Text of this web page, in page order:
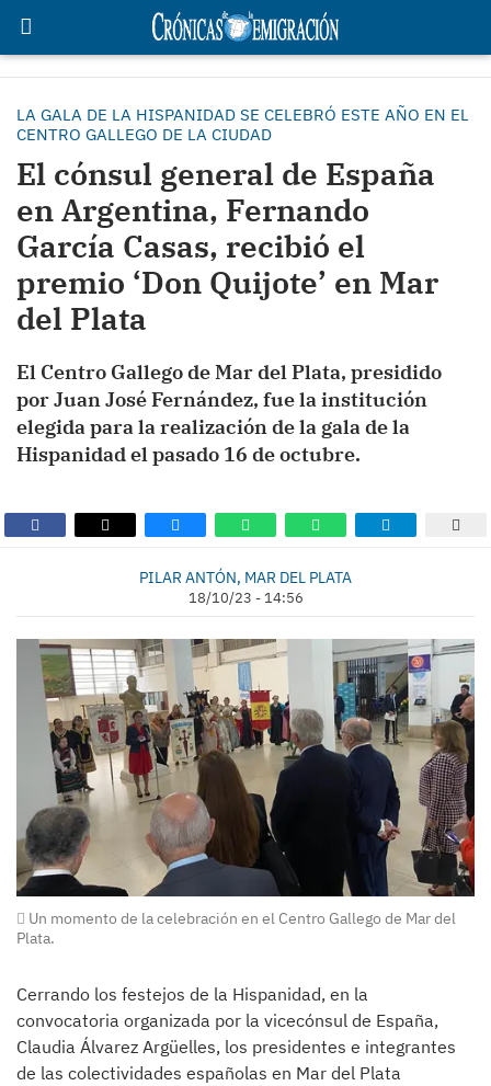
LA GALA DE LA HISPANIDAD SE CELEBRÓ ESTE AÑO EN EL
CENTRO GALLEGO DE LA CIUDAD
El cónsul general de España
en Argentina, Fernando
García Casas, recibió el
premio ‘Don Quijote’ en Mar
del Plata
El Centro Gallego de Mar del Plata, presidido
por Juan José Fernández, fue la institución
elegida para la realización de la gala de la
Hispanidad el pasado 16 de octubre.
PILAR ANTÓN, MAR DEL PLATA
18/10/23 - 14:56
Un momento de la celebración en el Centro Gallego de Mar del
Plata.
Cerrando los festejos de la Hispanidad, en la
convocatoria organizada por la vicecónsul de España,
Claudia Álvarez Argüelles, los presidentes e integrantes
de las colectividades españolas en Mar del Plata